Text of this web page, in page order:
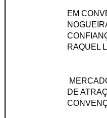
EM
RAQUEL
DE